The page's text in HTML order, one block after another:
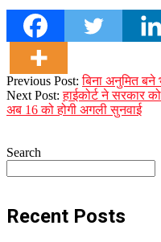
2023-
10-
05
Previous Post:बिना अनुमित बने
Next Post:हाईकोर्ट ने सरकार
अब 16 को होगी अगली सुनवाई
Search
Recent Posts